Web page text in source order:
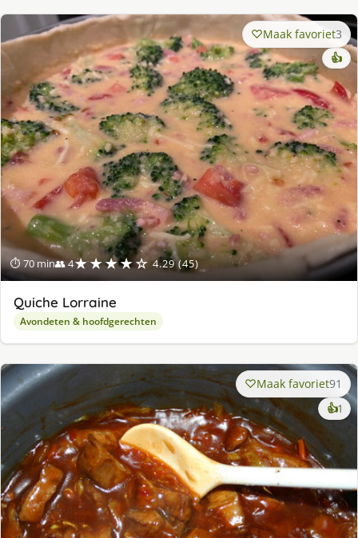
⏱ 70 min👥 4★★★★☆ 4.29 (45)
Maak favoriet3
👍
Quiche Lorraine
Avondeten & hoofdgerechten
Maak favoriet91
👍1